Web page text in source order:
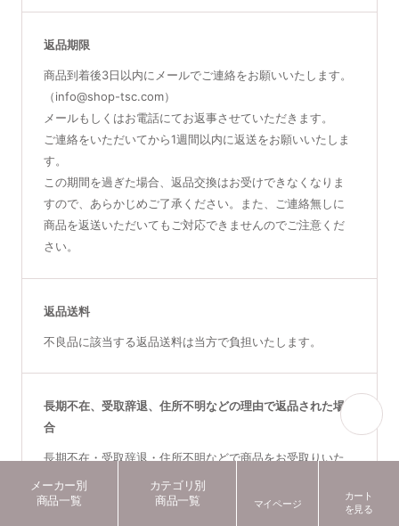
メーカー別
商品一覧
カテゴリ別
商品一覧
マイページ
カート
を見る
返品期限
商品到着後3日以内にメールでご連絡をお願いいたします。
（info@shop-tsc.com）
メールもしくはお電話にてお返事させていただきます。
ご連絡をいただいてから1週間以内に返送をお願いいたしま
す。
この期間を過ぎた場合、返品交換はお受けできなくなりま
すので、あらかじめご了承ください。また、ご連絡無しに
商品を返送いただいてもご対応できませんのでご注意くだ
さい。
返品送料
不良品に該当する返品送料は当方で負担いたします。
長期不在、受取辞退、住所不明などの理由で返品された場
合
長期不在・受取辞退・住所不明などで商品をお受取りいた
だけず、受取期限を越えた商品は返品となります。